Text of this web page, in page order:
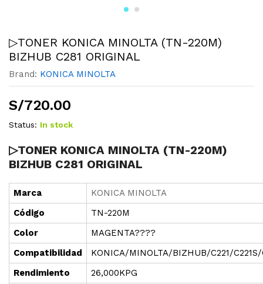
▷TONER KONICA MINOLTA (TN-220M)
BIZHUB C281 ORIGINAL
Brand: KONICA MINOLTA
S/720.00
Status: In stock
▷TONER KONICA MINOLTA (TN-220M)
BIZHUB C281 ORIGINAL
Marca
KONICA MINOLTA
Código
TN-220M
Color
MAGENTA????
Compatibilidad
KONICA/MINOLTA/BIZHUB/C221/C221S/
Rendimiento
26,000KPG